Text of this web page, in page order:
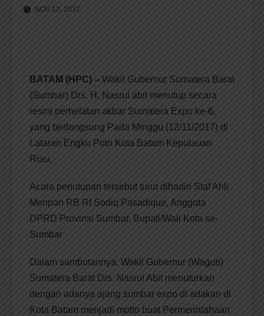
NOV 12, 2017
BATAM (HPC) – Wakil Gubernur Sumatera Barat
(Sumbar) Drs. H. Nasrul abit menutup secara
resmi perhelatan akbar Sumatera Expo ke-6,
yang berlangsung Pada Minggu (12/11/2017) di
Lataran Engku Putri Kota Batam Kepulauan
Riau.
Acara penutupan tersebut turut dihadiri Staf Ahli
Menpan RB RI Sodiq Pasadique, Anggota
DPRD Provinsi Sumbar, Bupati/Wali Kota se-
Sumbar
Dalam sambutannya, Wakil Gubernur (Wagub)
Sumatera Barat Drs. Nasrul Abit menuturkan
dengan adanya ajang sumbar expo di adakan di
Kota Batam menjadi motto buat Permerintahaan